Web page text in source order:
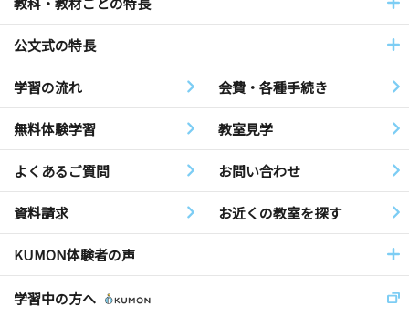
公文式の特長
学習の流れ 会費・各種手続き
無料体験学習 教室見学
よくあるご質問 お問い合わせ
資料請求 お近くの教室を探す
KUMON体験者の声
学習中の方へ